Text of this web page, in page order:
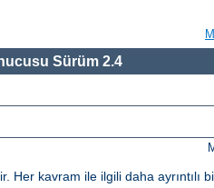
Sürüm 2.4
kavram ile ilgili daha ayrıntılı